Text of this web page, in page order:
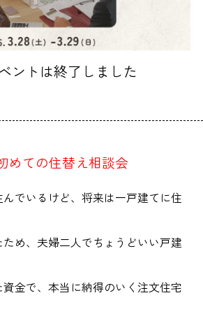
ントは終了しました
めての住替え相談会
んでいるけど、将来は一戸建てに住
ため、夫婦二人でちょうどいい戸建
資金で、本当に納得のいく注文住宅